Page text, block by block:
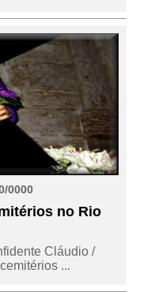
0000
no Rio
Cláudio /
...